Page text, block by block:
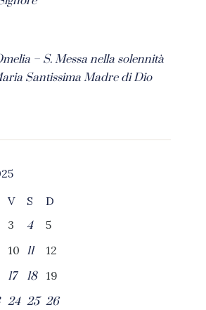
– S. Messa nella solennità
Santissima Madre di Dio
V S
D
3 4
5
10 11
12
17 18
19
24 25 26